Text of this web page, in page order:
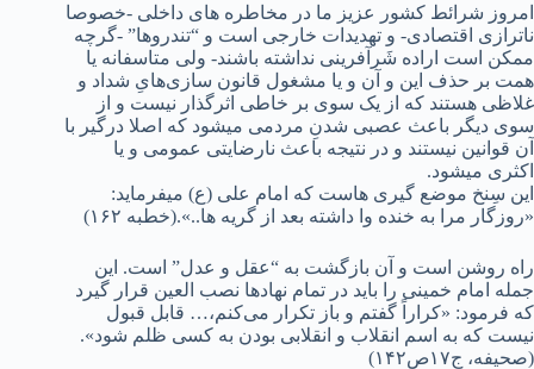
امروز شرائط کشور عزیز ما در مخاطره های داخلی -خصوصا
ناترازی اقتصادی- و تهدیدات خارجی است و “تندروها” -گرچه
ممکن است اراده شَرآفرینی نداشته باشند- ولی متاسفانه یا
همت بر حذف این و آن و یا مشغول قانون سازی‌هایِ شداد و
غلاظی هستند که از یک سوی بر خاطی اثرگذار نیست و از
سوی دیگر باعث عصبی شدنِ مردمی میشود که اصلا درگیر با
آن قوانین نیستند و در نتیجه باعث نارضایتی عمومی و یا
اکثری میشود.
این سِنخ موضع گیری هاست که امام علی (ع) میفرماید:
«روزگار مرا به خنده وا داشته بعد از گریه ها..».(خطبه ۱۶۲)
راه روشن است و آن بازگشت به “عقل و عدل” است. این
جمله امام خمینی را باید در تمام نهادها نصب العین قرار گیرد
که فرمود: «کراراً گفتم و باز تکرار می‌کنم،… قابل قبول
نیست که به اسم انقلاب و انقلابی بودن به کسی ظلم شود».
(صحیفه، ج۱۷ص۱۴۲)